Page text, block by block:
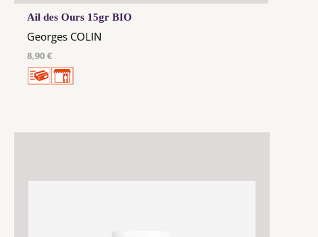
Ail des Ours 15gr BIO
Georges COLIN
8,90 €